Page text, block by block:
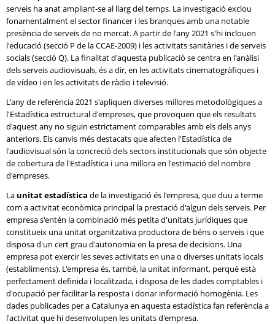
serveis ha anat ampliant-se al llarg del temps. La investigació exclou
fonamentalment el sector financer i les branques amb una notable
presència de serveis de no mercat. A partir de l'any 2021 s'hi inclouen
l'educació (secció P de la CCAE-2009) i les activitats sanitàries i de serveis
socials (secció Q). La finalitat d'aquesta publicació se centra en l'anàlisi
dels serveis audiovisuals, és a dir, en les activitats cinematogràfiques i
de vídeo i en les activitats de ràdio i televisió.
L'any de referència 2021 s'apliquen diverses millores metodològiques a
l'Estadística estructural d'empreses, que provoquen que els resultats
d'aquest any no siguin estrictament comparables amb els dels anys
anteriors. Els canvis més destacats que afecten l'Estadística de
l'audiovisual són la concreció dels sectors institucionals que són objecte
de cobertura de l'Estadística i una millora en l'estimació del nombre
d'empreses.
La unitat estadística de la investigació és l'empresa, que duu a terme
com a activitat econòmica principal la prestació d'algun dels serveis. Per
empresa s'entén la combinació més petita d'unitats jurídiques que
constitueix una unitat organitzativa productora de béns o serveis i que
disposa d'un cert grau d'autonomia en la presa de decisions. Una
empresa pot exercir les seves activitats en una o diverses unitats locals
(establiments). L'empresa és, també, la unitat informant, perquè està
perfectament definida i localitzada, i disposa de les dades comptables i
d'ocupació per facilitar la resposta i donar informació homogènia. Les
dades publicades per a Catalunya en aquesta estadística fan referència a
l'activitat que hi desenvolupen les unitats d'empresa.